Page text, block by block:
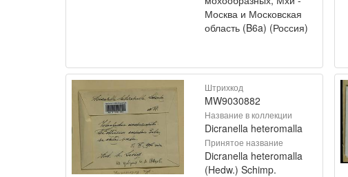
Москва и Московская
область (B6a) (Россия)
Штрихкод
MW9030882
Название в коллекции
Dicranella heteromalla
Принятое название
Dicranella heteromalla
(Hedw.) Schimp.